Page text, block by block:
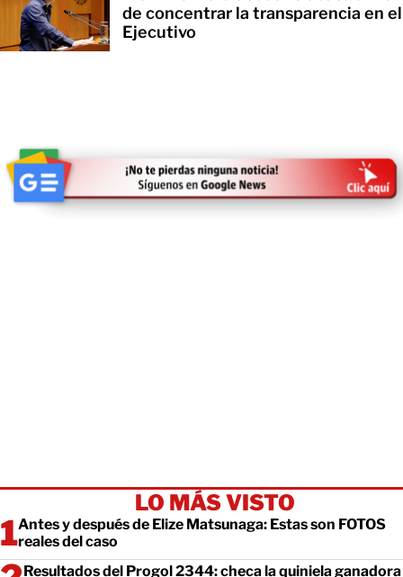
de concentrar la transparencia en el
Ejecutivo
LO MÁS VISTO
Antes y después de Elize Matsunaga: Estas son FOTOS
reales del caso
Resultados del Progol 2344: checa la quiniela ganadora